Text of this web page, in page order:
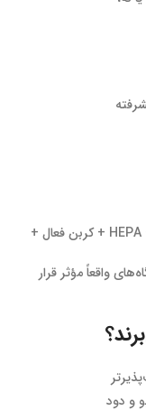
با داشتن ۴ مرحله فیلتراسیون واقعی (پیش‌فیلتر + HEPA + کربن فعال +
واقعاً مؤثر قرار
و دود